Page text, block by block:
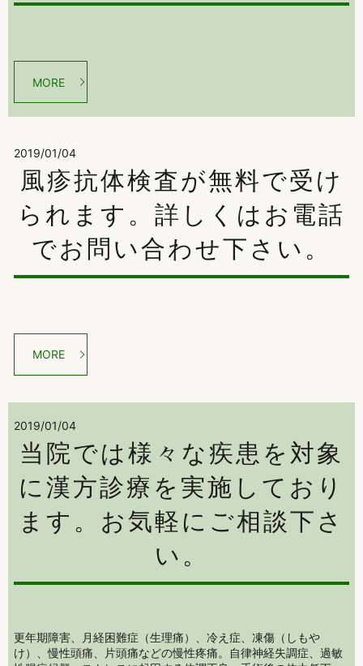
MORE
2019/01/04
風疹抗体検査が無料で受け
られます。詳しくはお電話
でお問い合わせ下さい。
MORE
2019/01/04
当院では様々な疾患を対象
に漢方診療を実施しており
ます。お気軽にご相談下さ
い。
更年期障害、月経困難症（生理痛）、冷え症、凍傷（しもや
け）、慢性頭痛、片頭痛などの慢性疼痛。自律神経失調症、過敏